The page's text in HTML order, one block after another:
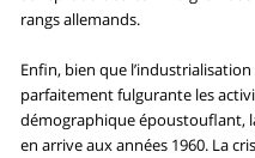
rangs allemands.
Enfin, bien que
parfaitement fulgurante les
démographique époustouflant,
en arrive aux années 1960. La